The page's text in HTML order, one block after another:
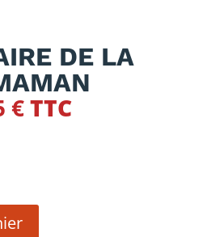
DE LA
€.
€Le
9,95 €.
TTC